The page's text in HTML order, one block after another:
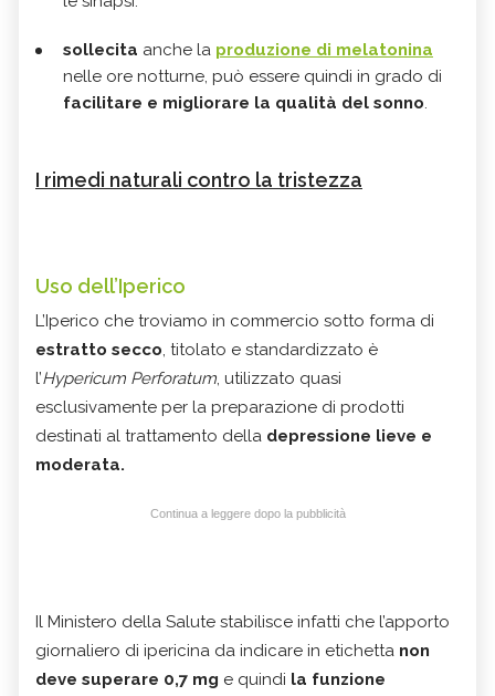
sollecita anche la produzione di melatonina
nelle ore notturne, può essere quindi in grado di
facilitare e migliorare la qualità del sonno.
I rimedi naturali contro la tristezza
Uso dell’Iperico
L’Iperico che troviamo in commercio sotto forma di
estratto secco, titolato e standardizzato è
l’Hypericum Perforatum, utilizzato quasi
esclusivamente per la preparazione di prodotti
destinati al trattamento della depressione lieve e
moderata.
Continua a leggere dopo la pubblicità
Il Ministero della Salute stabilisce infatti che l’apporto
giornaliero di ipericina da indicare in etichetta non
deve superare 0,7 mg e quindi la funzione